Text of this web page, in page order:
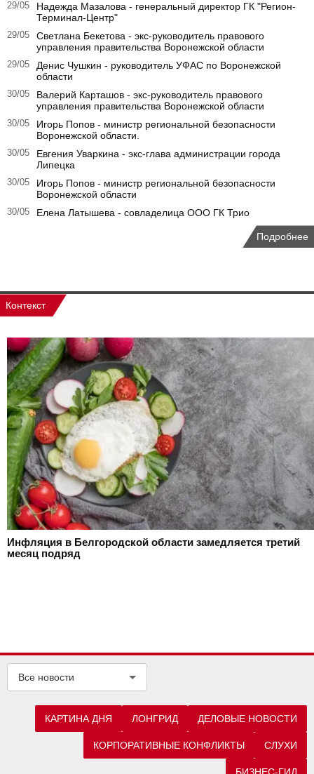
29/05
Надежда Мазалова - генеральный директор ГК "Регион-
Терминал-Центр"
29/05
Светлана Бекетова - экс-руководитель правового
управления правительства Воронежской области
29/05
Денис Чушкин - руководитель УФАС по Воронежской
области
30/05
Валерий Карташов - экс-руководитель правового
управления правительства Воронежской области
30/05
Игорь Попов - министр региональной безопасности
Воронежской области.
30/05
Евгения Уваркина - экс-глава администрации города
Липецка
30/05
Игорь Попов - министр региональной безопасности
Воронежской области
30/05 Елена Латышева - совладелица ООО ГК Трио
Подробнее
Контекст
Инфляция в Белгородской области замедляется третий
месяц подряд
Все новости
КАРТИНА ДНЯ ЛОНГРИД ДЕЛОВЫЕ НОВОСТИ
КОРПОРАТИВНЫЕ КОНФЛИКТЫ СЛУХИ